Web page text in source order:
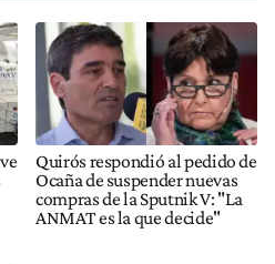
Quirós respondió al pedido de
Ocaña de suspender nuevas
compras de la Sputnik V: "La
ANMAT es la que decide"